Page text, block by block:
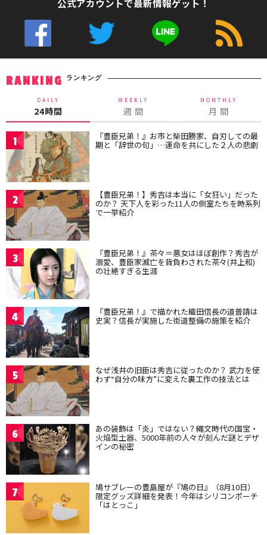
公式アカウントで最新情報ゲット！
RANKING ランキング
DAILY
24時間
WEEKLY
週 間
MONTHLY
月 間
1 『豊臣兄弟！』お市と柴田勝家、自刃しての最
期と「辞世の句」…運命を共にした２人の悲劇
2 【豊臣兄弟！】秀吉は本当に「女狂い」だった
のか？ 天下人を彩った11人の側室たちを時系列
で一挙紹介
3 『豊臣兄弟！』茶々＝悪女はほぼ創作？秀吉が
溺愛、豊臣家滅亡を背負わされた茶々(井上和)
の壮絶すぎる生涯
4 『豊臣兄弟！』で描かれた織田信長の道普請は
史実？信長が実施した街道整備の施策を紹介
5 なぜ浅井の旧臣は秀吉に従ったのか？ 武力を使
わず“自分の味方”に変えた裏工作の技法とは
6 あの装飾は「炎」ではない？縄文時代の国宝・
火焔型土器、5000年前の人々が刻んだ謎とデザ
インの秘密
7 鳩サブレーの豊島屋が『鳩の日』（8月10日）
限定グッズ詳細を発表！今年はシリコンポーチ
「はとっこ」